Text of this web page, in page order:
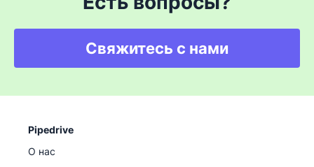
Свяжитесь с нами
Pipedrive
О нас